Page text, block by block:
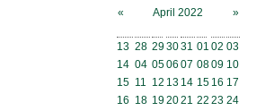
« April 2022
»
13 28 293031 01 02 03
14 04 0506 07 0809 10
15 11 12 13 14 15 16 17
16 18 192021 22 23 24